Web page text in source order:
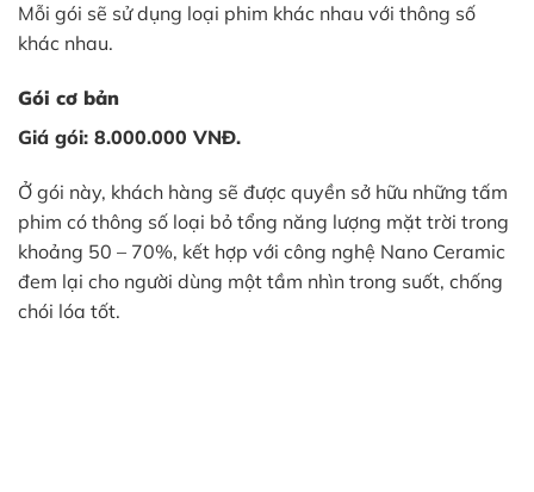
Mỗi gói sẽ sử dụng loại phim khác nhau với thông số
khác nhau.
Gói cơ bản
Giá gói: 8.000.000 VNĐ.
Ở gói này, khách hàng sẽ được quyền sở hữu những tấm
phim có thông số loại bỏ tổng năng lượng mặt trời trong
khoảng 50 – 70%, kết hợp với công nghệ Nano Ceramic
đem lại cho người dùng một tầm nhìn trong suốt, chống
chói lóa tốt.